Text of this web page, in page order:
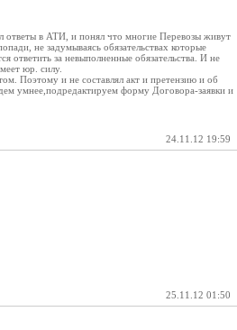
ответы в АТИ, и понял что многие Перевозы живут
не задумываясь обязательствах которые
ответить за невыполненные обязательства. И не
юр. силу.
Поэтому и не составлял акт и претензию и об
умнее,подредактируем форму Договора-заявки и
24.11.12 19:59
25.11.12 01:50